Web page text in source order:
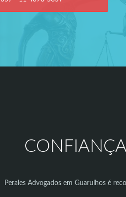
Perales Advogados em Guarulhos é